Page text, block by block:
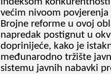
većim nivoom povjerenja
Brojne reforme u ovoj
napredak postignut u
doprinijeće, kako je
međunarodno tržište
sistemu javnih nabavki